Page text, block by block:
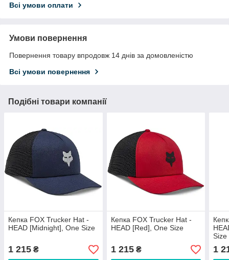
Всі умови оплати
Умови повернення
Повернення товару впродовж 14 днів за домовленістю
Всі умови повернення
Подібні товари компанії
Кепка FOX Trucker Hat -
HEAD [Midnight], One Size
1 215 ₴
Кепка FOX Trucker Hat -
HEAD [Red], One Size
1 215₴
Size
1